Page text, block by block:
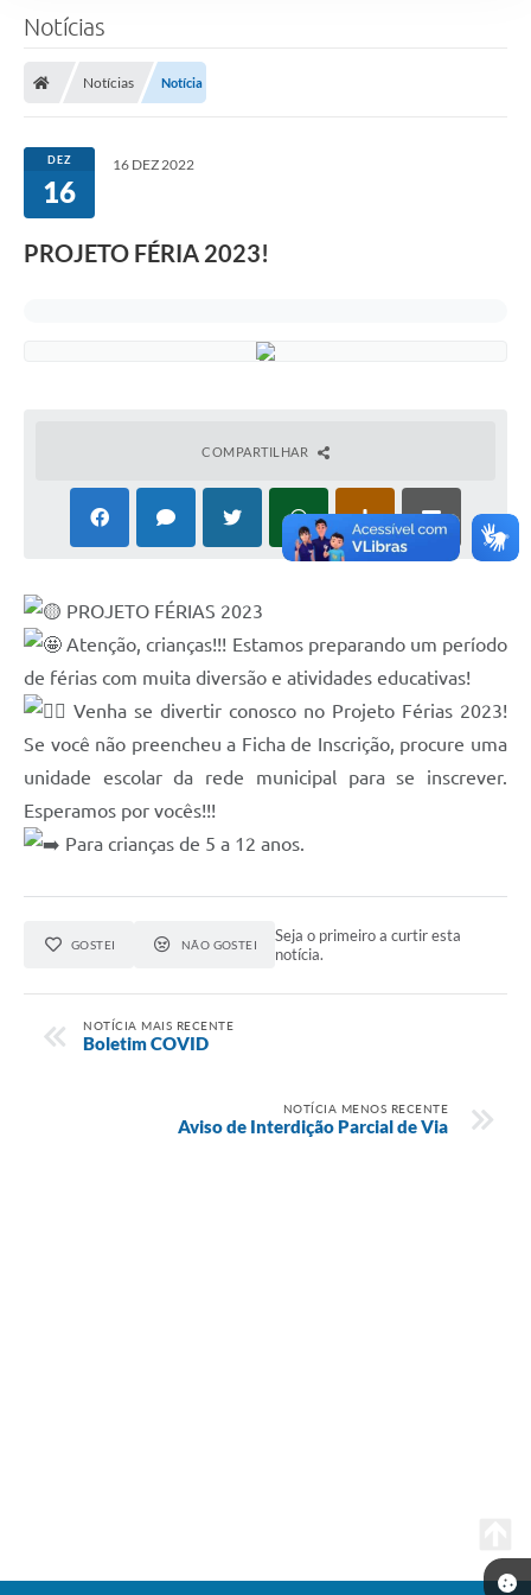
Notícias
Notícias Notícia
DEZ
16
16 DEZ 2022
PROJETO FÉRIA 2023!
COMPARTILHAR
PROJETO FÉRIAS 2023
Atenção, crianças!!! Estamos preparando um período
de férias com muita diversão e atividades educativas!
Venha se divertir conosco no Projeto Férias 2023!
Se você não preencheu a Ficha de Inscrição, procure uma
unidade escolar da rede municipal para se inscrever.
Esperamos por vocês!!!
Para crianças de 5 a 12 anos.
GOSTEI NÃO GOSTEI
Seja o primeiro a curtir esta
notícia.
NOTÍCIA MAIS RECENTE
Boletim COVID
NOTÍCIA MENOS RECENTE
Aviso de Interdição Parcial de Via